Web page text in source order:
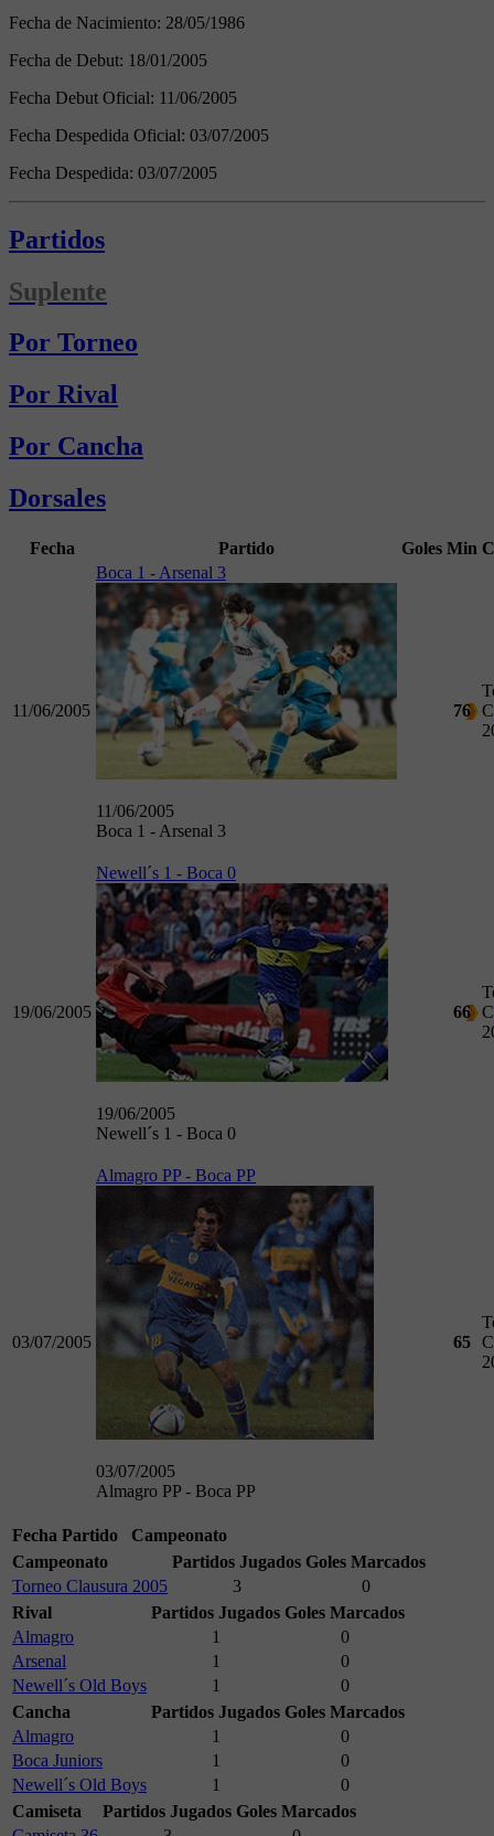
Fecha de Nacimiento: 28/05/1986
Fecha de Debut: 18/01/2005
Fecha Debut Oficial: 11/06/2005
Fecha Despedida Oficial: 03/07/2005
Fecha Despedida: 03/07/2005
Partidos
Suplente
Por Torneo
Por Rival
Por Cancha
Dorsales
Fecha Partido Goles Min
11/06/2005
Boca 1 - Arsenal 3
11/06/2005
Boca 1 - Arsenal 3
76
19/06/2005
Newell´s 1 - Boca 0
19/06/2005
Newell´s 1 - Boca 0
66
03/07/2005
Almagro PP - Boca PP
03/07/2005
Almagro PP - Boca PP
65
Fecha Partido
Campeonato
Campeonato
Partidos Jugados Goles Marcados
Torneo Clausura 2005
3
0
Rival
Partidos Jugados Goles Marcados
Almagro
1
0
Arsenal
1
0
Newell´s Old Boys
1
0
Cancha
Partidos Jugados Goles Marcados
Almagro
1
0
Boca Juniors
1
0
Newell´s Old Boys
1
0
Camiseta
Partidos Jugados Goles Marcados